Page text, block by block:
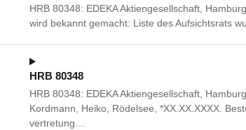
HRB 80348: EDEKA Aktiengesellschaft,
wird bekannt gemacht: Liste des Aufsichtsrats
HRB 80348
HRB 80348: EDEKA Aktiengesellschaft,
Kordmann, Heiko, Rödelsee, *XX.XX.XXXX.
vertretung…